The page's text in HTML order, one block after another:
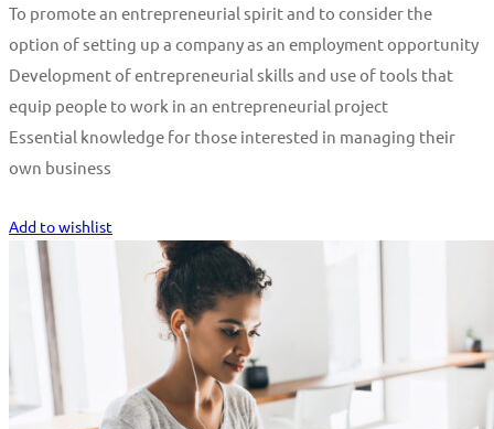
To promote an entrepreneurial spirit and to consider the
option of setting up a company as an employment opportunity
Development of entrepreneurial skills and use of tools that
equip people to work in an entrepreneurial project
Essential knowledge for those interested in managing their
own business
Add to wishlist